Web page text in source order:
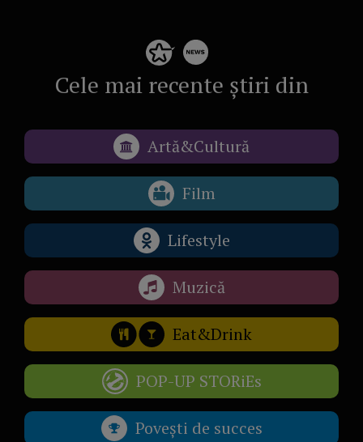
Cele mai recente știri din
Artă&Cultură
Film
Lifestyle
Muzică
Eat&Drink
POP-UP STORiEs
Povești de succes